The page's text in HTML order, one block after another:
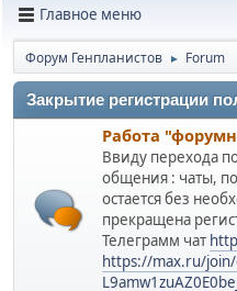
Главное меню
Форум Генпланистов ► Forum
Закрытие регистрации
Работа
Ввиду перехода
общения : чаты,
остается без
прекращена
Телеграмм чат
https://max.ru/join/